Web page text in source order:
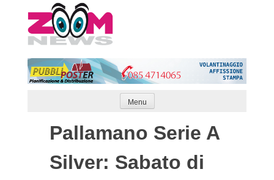
to
content
Menu
Pallamano Serie A
Silver: Sabato di